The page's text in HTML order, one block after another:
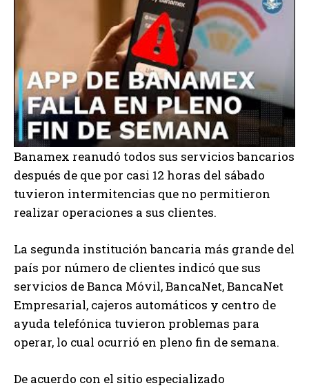
Banamex reanudó todos sus servicios bancarios
después de que por casi 12 horas del sábado
tuvieron intermitencias que no permitieron
realizar operaciones a sus clientes.
La segunda institución bancaria más grande del
país por número de clientes indicó que sus
servicios de Banca Móvil, BancaNet, BancaNet
Empresarial, cajeros automáticos y centro de
ayuda telefónica tuvieron problemas para
operar, lo cual ocurrió en pleno fin de semana.
De acuerdo con el sitio especializado